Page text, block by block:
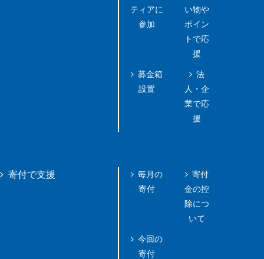
ティアに
参加
募金箱
設置
い物や
ポイン
トで応
援
法
人・企
業で応
援
寄付で支援
毎月の
寄付
今回の
寄付
寄付
金の控
除につ
いて